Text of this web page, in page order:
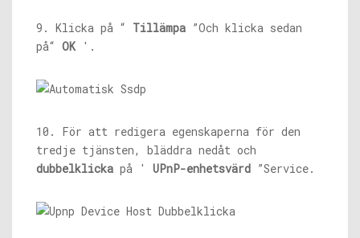
9. Klicka på “ Tillämpa ”Och klicka sedan
på“ OK'.
10. För att redigera egenskaperna för den
tredje tjänsten, bläddra nedåt och
dubbelklicka på ' UPnP-enhetsvärd ”Service.